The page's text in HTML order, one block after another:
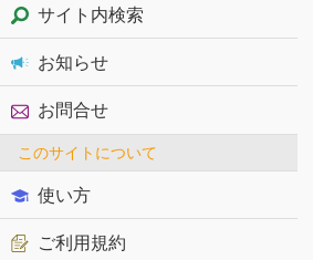
サイト内検索
お知らせ
お問合せ
このサイトについて
使い方
ご利用規約